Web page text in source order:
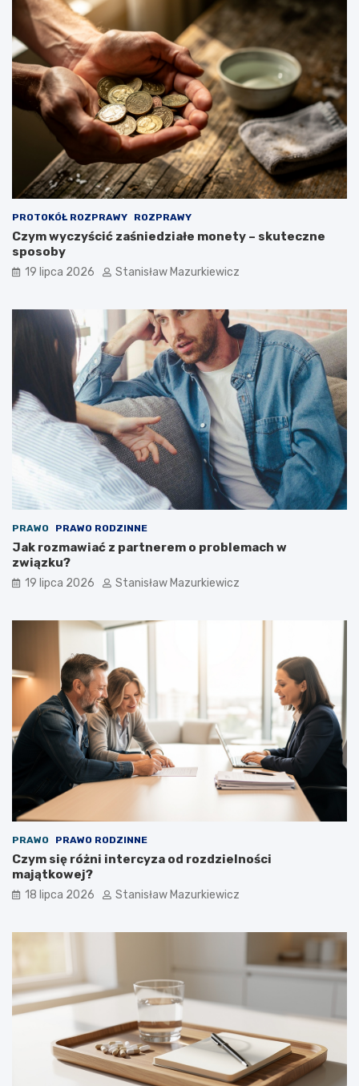
PROTOKÓŁ ROZPRAWY ROZPRAWY
Czym wyczyścić zaśniedziałe monety – skuteczne
sposoby
19 lipca 2026 Stanisław Mazurkiewicz
PRAWO PRAWO RODZINNE
Jak rozmawiać z partnerem o problemach w
związku?
19 lipca 2026 Stanisław Mazurkiewicz
PRAWO PRAWO RODZINNE
Czym się różni intercyza od rozdzielności
majątkowej?
18 lipca 2026 Stanisław Mazurkiewicz